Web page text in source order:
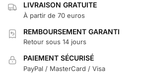
LIVRAISON GRATUITE
À partir de 70 euros
REMBOURSEMENT GARANTI
Retour sous 14 jours
PAIEMENT SÉCURISÉ
PayPal / MasterCard / Visa